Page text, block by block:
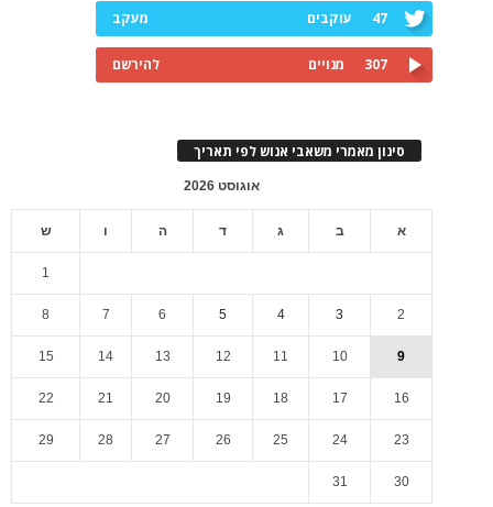
47 עוקבים מעקב
307 מנויים להירשם
סינון מאמרי משאבי אנוש לפי תאריך
אוגוסט 2026
א ב ג ד ה ו ש
1
2
3
4
5
6
7
8
9
10
11
12
13
14
15
16
17
18
19
20
21
22
23
24
25
26
27
28
29
30
31